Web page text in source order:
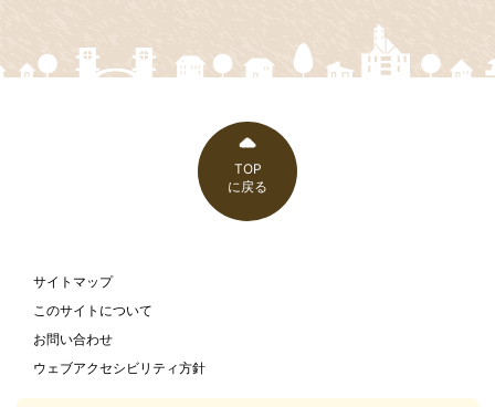
TOP
に戻る
サイトマップ
このサイトについて
お問い合わせ
ウェブアクセシビリティ方針